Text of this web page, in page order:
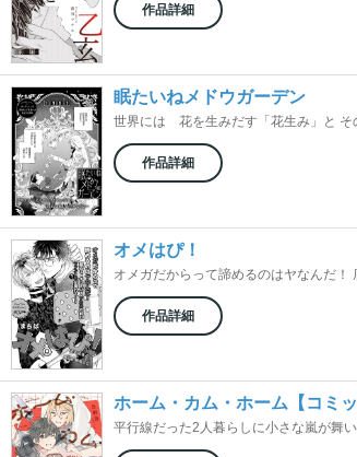
作品詳細
眠たいねメドウガーデン
世界には 花を生みだす「花生み」と そ
作品詳細
オメはぴ！
オメガだからって諦めるのはヤなんだ
作品詳細
ホーム・カム・ホーム【コミッ
平行線だった2人暮らしに小さな嵐が舞